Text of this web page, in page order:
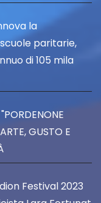
la
paritarie,
di 105 mila
GUSTO E
Festival 2023